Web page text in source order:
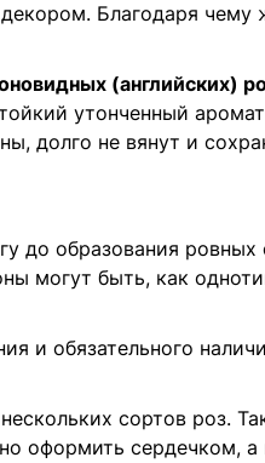
Благодаря чему
(английских)
утонченный
долго не вянут и
до образования
могут быть, как
и обязательного
сортов роз.
сердечком, а